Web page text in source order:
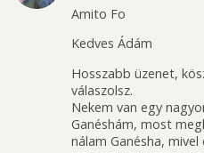
Amito Fo
Kedves Ádám
Hosszabb üzenet,
válaszolsz.
Nekem van egy
Ganéshám, most
nálam Ganésha,